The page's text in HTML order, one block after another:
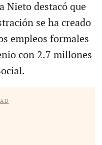
Nieto destacó que
se ha creado
empleos formales
con 2.7 millones